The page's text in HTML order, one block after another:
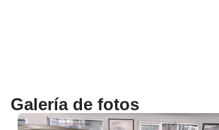
Galería de fotos